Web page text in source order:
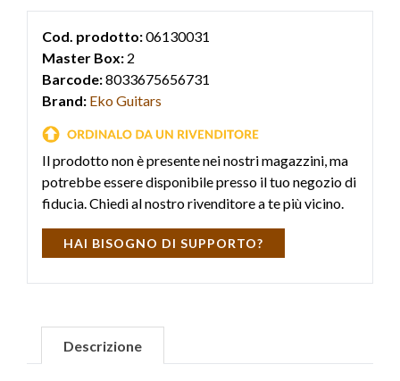
completa e ad un costo abbordabile.
Cod. prodotto:06130031
Master Box: 2
Barcode:8033675656731
Brand: Eko Guitars
Il prodotto non è presente nei nostri magazzini, ma
potrebbe essere disponibile presso il tuo negozio di
fiducia. Chiedi al nostro rivenditore a te più vicino.
HAI BISOGNO DI SUPPORTO?
Descrizione